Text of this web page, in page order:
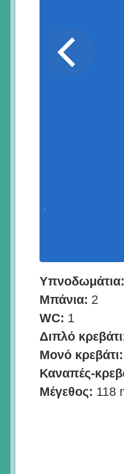
Υπνοδωμάτια:
Μπάνια: 2
WC: 1
Διπλό
Μονό κρεβάτι:
Καναπές-
Μέγεθος: 118